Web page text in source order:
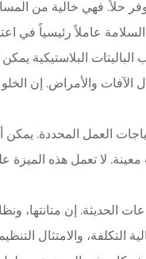
حلاً. فهي خالية من
عاملاً رئيسياً في
البلاستيكية
والأمراض. إن
العمل المحددة.
لا تعمل هذه الميزة
إن متانتها،
التكلفة، والامتثال